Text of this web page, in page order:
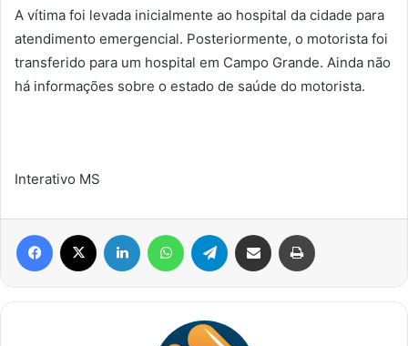
A vítima foi levada inicialmente ao hospital da cidade para
atendimento emergencial. Posteriormente, o motorista foi
transferido para um hospital em Campo Grande. Ainda não
há informações sobre o estado de saúde do motorista.
Interativo MS
Facebook Linkedin WhatsAppTelegram Compartilhar via e-mail